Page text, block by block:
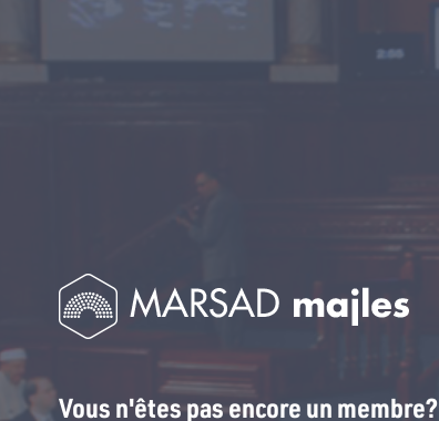
Vous n'êtes pas encore un membre?